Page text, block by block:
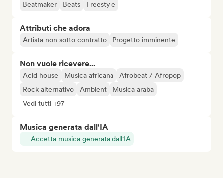
Beatmaker Beats Freestyle
Attributi che adora
Artista non sotto contratto Progetto imminente
Non vuole ricevere...
Acid house Musica africana
Afrobeat / Afropop
Rock alternativo
Ambient
Musica araba
Vedi tutti +97
Musica generata dall'IA
Accetta musica generata dall'IA